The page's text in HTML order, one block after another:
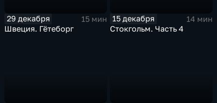
29 декабря
15 мин
Швеция. Гётеборг
15 декабря
14 мин
Стокгольм. Часть 4